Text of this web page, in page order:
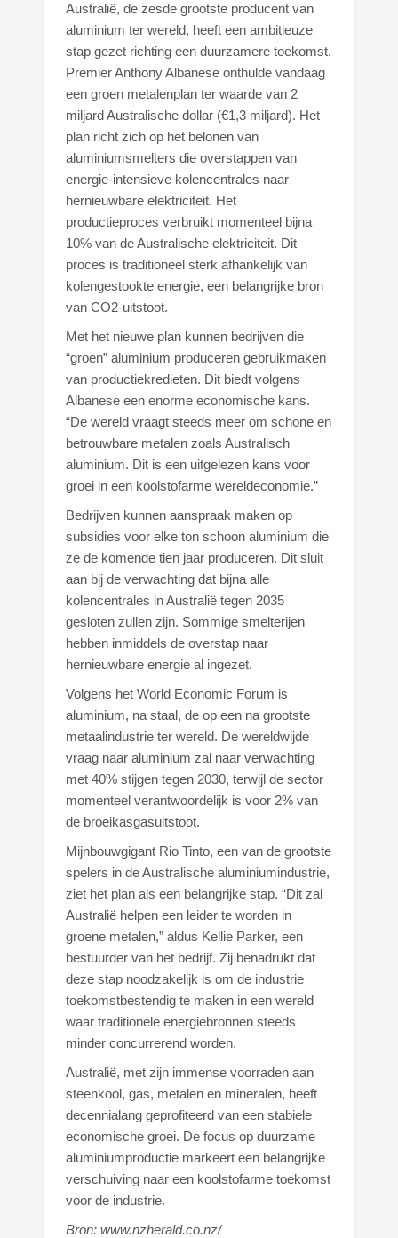
Australië, de zesde grootste producent van
aluminium ter wereld, heeft een ambitieuze
stap gezet richting een duurzamere toekomst.
Premier Anthony Albanese onthulde vandaag
een groen metalenplan ter waarde van 2
miljard Australische dollar (€1,3 miljard). Het
plan richt zich op het belonen van
aluminiumsmelters die overstappen van
energie-intensieve kolencentrales naar
hernieuwbare elektriciteit. Het
productieproces verbruikt momenteel bijna
10% van de Australische elektriciteit. Dit
proces is traditioneel sterk afhankelijk van
kolengestookte energie, een belangrijke bron
van CO2-uitstoot.
Met het nieuwe plan kunnen bedrijven die
“groen” aluminium produceren gebruikmaken
van productiekredieten. Dit biedt volgens
Albanese een enorme economische kans.
“De wereld vraagt steeds meer om schone en
betrouwbare metalen zoals Australisch
aluminium. Dit is een uitgelezen kans voor
groei in een koolstofarme wereldeconomie.”
Bedrijven kunnen aanspraak maken op
subsidies voor elke ton schoon aluminium die
ze de komende tien jaar produceren. Dit sluit
aan bij de verwachting dat bijna alle
kolencentrales in Australië tegen 2035
gesloten zullen zijn. Sommige smelterijen
hebben inmiddels de overstap naar
hernieuwbare energie al ingezet.
Volgens het World Economic Forum is
aluminium, na staal, de op een na grootste
metaalindustrie ter wereld. De wereldwijde
vraag naar aluminium zal naar verwachting
met 40% stijgen tegen 2030, terwijl de sector
momenteel verantwoordelijk is voor 2% van
de broeikasgasuitstoot.
Mijnbouwgigant Rio Tinto, een van de grootste
spelers in de Australische aluminiumindustrie,
ziet het plan als een belangrijke stap. “Dit zal
Australië helpen een leider te worden in
groene metalen,” aldus Kellie Parker, een
bestuurder van het bedrijf. Zij benadrukt dat
deze stap noodzakelijk is om de industrie
toekomstbestendig te maken in een wereld
waar traditionele energiebronnen steeds
minder concurrerend worden.
Australië, met zijn immense voorraden aan
steenkool, gas, metalen en mineralen, heeft
decennialang geprofiteerd van een stabiele
economische groei. De focus op duurzame
aluminiumproductie markeert een belangrijke
verschuiving naar een koolstofarme toekomst
voor de industrie.
Bron: www.nzherald.co.nz/